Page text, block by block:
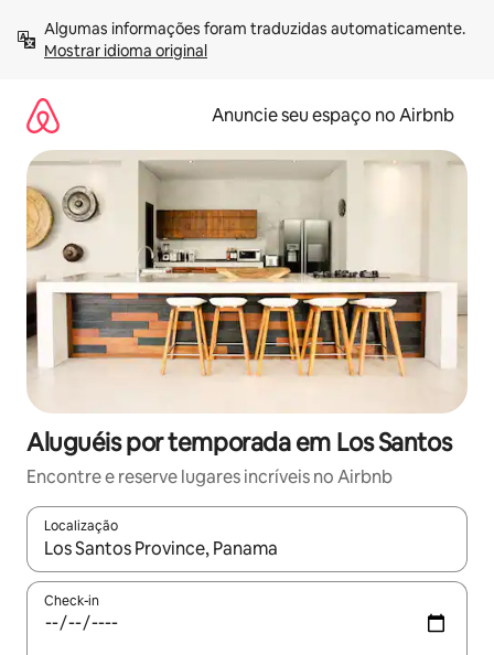
para
Mostrar idioma original
Anuncie seu espaço no Airbnb
Aluguéis por temporada em Los Santos
Encontre e reserve lugares incríveis no Airbnb
Localização
Quando os resultados estiverem disponíveis, explore-os
Check-in